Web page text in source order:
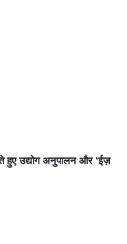
हुए उद्योग अनुपालन और ‘ईज़